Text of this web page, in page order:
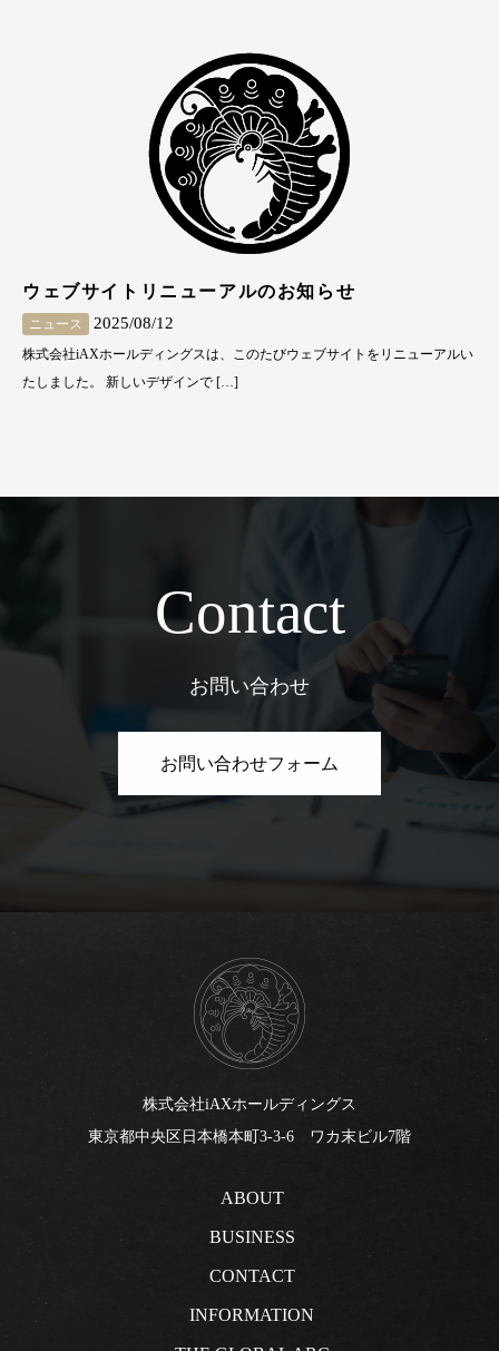
ウェブサイトリニューアルのお知らせ
ニュース 2025/08/12
株式会社iAXホールディングスは、このたびウェブサイトをリニューアルい
たしました。 新しいデザインで […]
Contact
お問い合わせ
お問い合わせフォーム
株式会社iAXホールディングス
東京都中央区日本橋本町3-3-6 ワカ末ビル7階
ABOUT
BUSINESS
CONTACT
INFORMATION